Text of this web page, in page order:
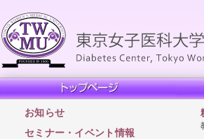
お知らせ
セミナー・イベント情報